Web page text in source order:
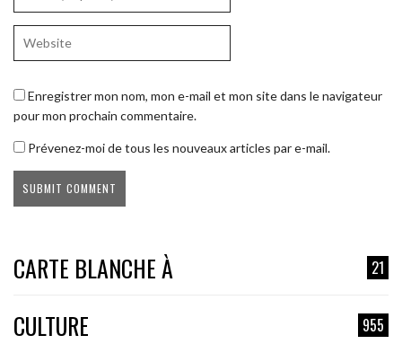
Enregistrer mon nom, mon e-mail et mon site dans le navigateur
pour mon prochain commentaire.
Prévenez-moi de tous les nouveaux articles par e-mail.
CARTE BLANCHE À 21
CULTURE 955